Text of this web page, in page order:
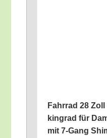
Fahr­rad 28
king­rad für
mit 7‑Gang